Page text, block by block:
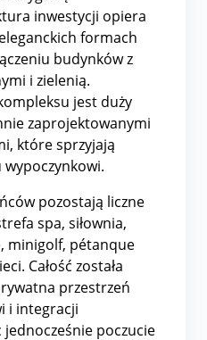
inwestycji opiera
formach
budynków z
i zielenią.
jest duży
zaprojektowanymi
które sprzyjają
pozostają liczne
spa, siłownia,
minigolf, pétanque
Całość została
przestrzeń
i integracji
poczucie